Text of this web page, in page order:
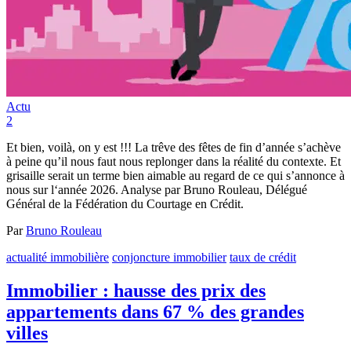
Actu
2
Et bien, voilà, on y est !!! La trêve des fêtes de fin d’année s’achève
à peine qu’il nous faut nous replonger dans la réalité du contexte. Et
grisaille serait un terme bien aimable au regard de ce qui s’annonce à
nous sur l‘année 2026. Analyse par Bruno Rouleau, Délégué
Général de la Fédération du Courtage en Crédit.
ParBruno Rouleau
actualité immobilière conjoncture immobilier taux de crédit
Immobilier : hausse des prix des
appartements dans 67 % des grandes
villes